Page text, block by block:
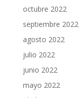
octubre 2022
septiembre 2022
agosto 2022
julio 2022
junio 2022
mayo 2022